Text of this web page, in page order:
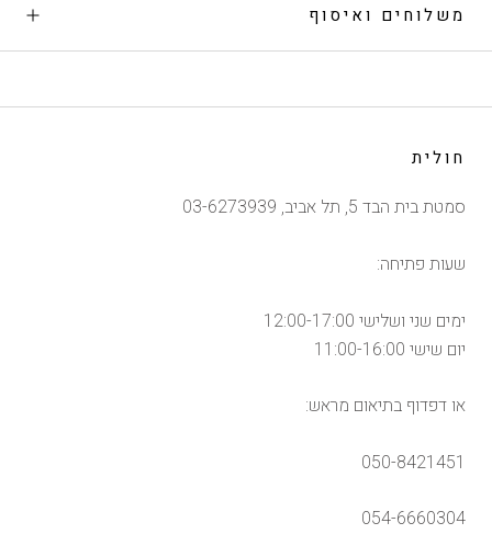
משלוחים ואיסוף
חולית
סמטת בית הבד 5, תל אביב, 03-6273939
שעות פתיחה:
ימים שני ושלישי 12:00-17:00
יום שישי 11:00-16:00
או דפדוף בתיאום מראש:
050-8421451
054-6660304